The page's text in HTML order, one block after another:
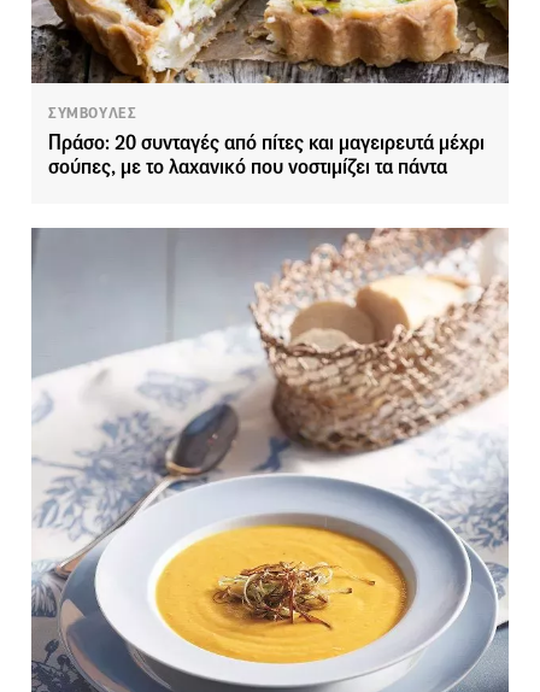
ΣΥΜΒΟΥΛΕΣ
Πράσο: 20 συνταγές από πίτες και μαγειρευτά μέχρι
σούπες, με το λαχανικό που νοστιμίζει τα πάντα